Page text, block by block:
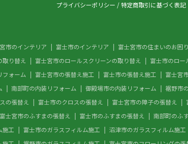
プライバシーポリシー /特定商取引に基づく表記
市のインテリア 富士市のインテリア
富士宮市の住まいのお困
り替え 富士宮市のロールスクリーンの取り替え
富士市のロー
フォーム 富士宮市の張替え施工 富士市の張替え施工
富士宮
南部町の内装リフォーム 御殿場市の内装リフォーム
裾野市
の張替え 富士市のクロスの張替え 富士宮市の障子の張替え
富士宮市のふすまの張替え 富士市のふすまの張替え
南部町のふ
施工 富士市のガラスフィルム施工
沼津市のガラスフィルム施工